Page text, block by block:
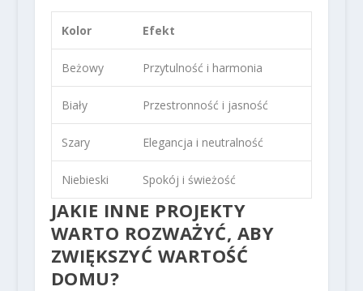
Kolor Efekt
Beżowy Przytulność i harmonia
Biały Przestronność i jasność
Szary Elegancja i neutralność
Niebieski Spokój i świeżość
JAKIE INNE PROJEKTY
WARTO ROZWAŻYĆ, ABY
ZWIĘKSZYĆ WARTOŚĆ
DOMU?